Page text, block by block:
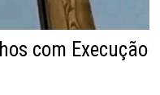
com Execução